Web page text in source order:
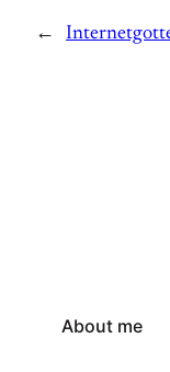
←
About me